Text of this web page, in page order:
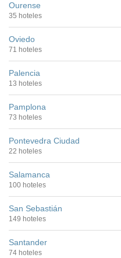
Ourense
35 hoteles
Oviedo
71 hoteles
Palencia
13 hoteles
Pamplona
73 hoteles
Pontevedra Ciudad
22 hoteles
Salamanca
100 hoteles
San Sebastián
149 hoteles
Santander
74 hoteles